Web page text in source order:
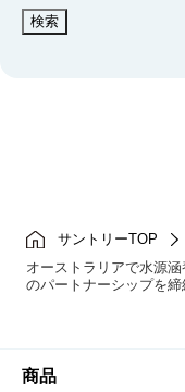
サントリーTOP
オーストラリアで水源
のパートナーシップを締
検索
商品